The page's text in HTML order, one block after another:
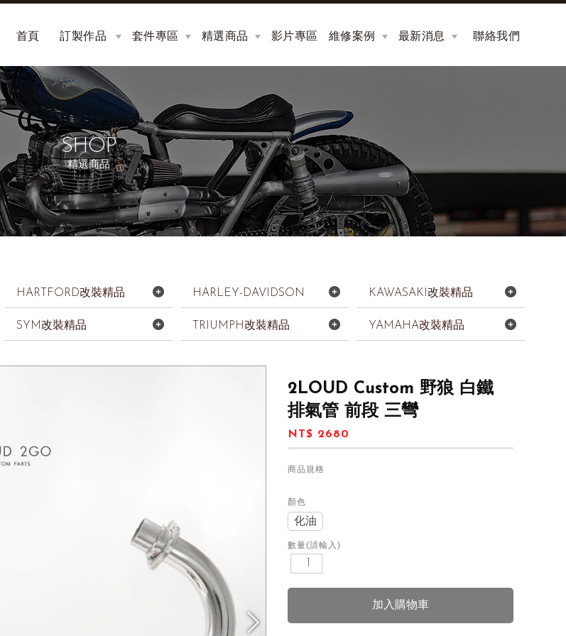
首頁
HOME
訂製作品
CUSTOM
套件專區
KIT
精選商品
SHOP
影片專區
VIDEOS
維修案例
REPAIR
最新消息
NEWS
聯絡我們
CONTACT
精選商品
HARTFORD改裝精品 HARLEY-DAVIDSON KAWASAKI改裝精品
SYM改裝精品 TRIUMPH改裝精品 YAMAHA改裝精品
2LOUD Custom 野狼 白鐵
排氣管 前段 三彎
NT$ 2680
商品規格
顏色
化油
數量(請輸入)